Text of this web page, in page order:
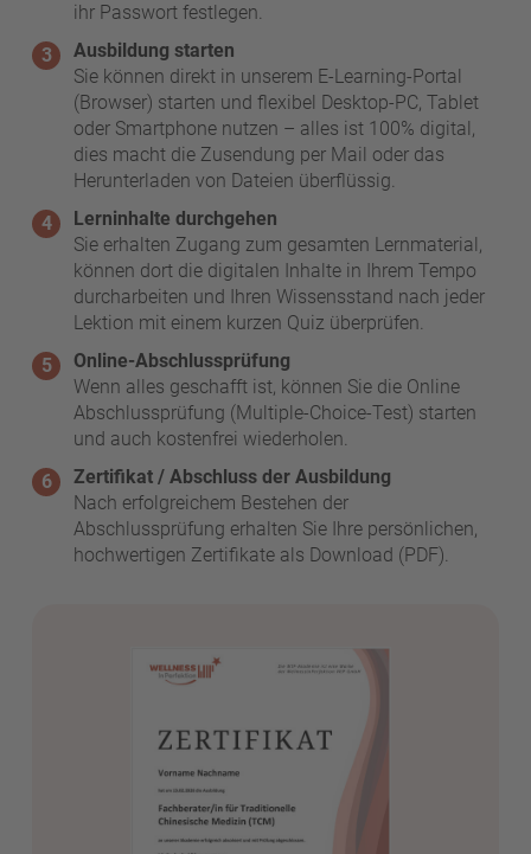
ihr Passwort festlegen.
Ausbildung starten
Sie können direkt in unserem E-Learning-Portal
(Browser) starten und flexibel Desktop-PC, Tablet
oder Smartphone nutzen – alles ist 100% digital,
dies macht die Zusendung per Mail oder das
Herunterladen von Dateien überflüssig.
Lerninhalte durchgehen
Sie erhalten Zugang zum gesamten Lernmaterial,
können dort die digitalen Inhalte in Ihrem Tempo
durcharbeiten und Ihren Wissensstand nach jeder
Lektion mit einem kurzen Quiz überprüfen.
Online-Abschlussprüfung
Wenn alles geschafft ist, können Sie die Online
Abschlussprüfung (Multiple-Choice-Test) starten
und auch kostenfrei wiederholen.
Zertifikat / Abschluss der Ausbildung
Nach erfolgreichem Bestehen der
Abschlussprüfung erhalten Sie Ihre persönlichen,
hochwertigen Zertifikate als Download (PDF).